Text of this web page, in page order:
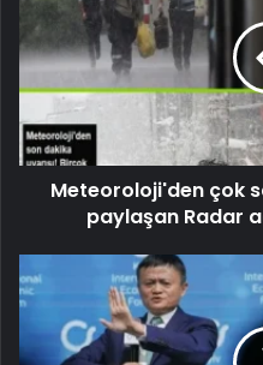
Meteoroloji'den çok
paylaşan Radar